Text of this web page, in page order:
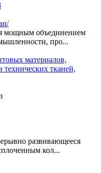
мощным объединением
про...
материалов,
технических тканей,
развивающееся
кол...